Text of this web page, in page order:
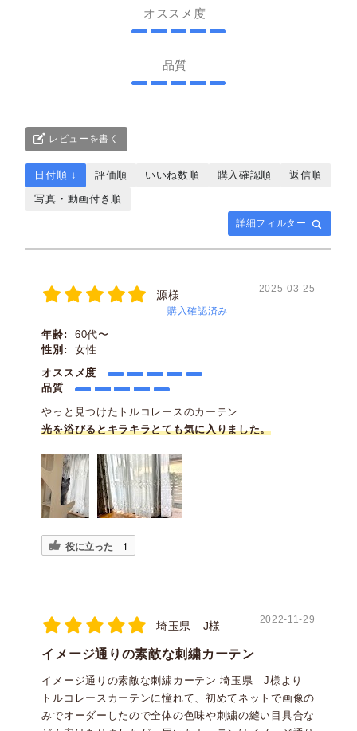
オススメ度
品質
レビューを書く
詳細フィルター
日付順 ↓ 評価順 いいね数順 購入確認順
返信順
写真・動画付き順
源様
購入確認済み
2025-03-25
年齢:
60代〜
性別:
女性
オススメ度
品質
やっと見つけたトルコレースのカーテン
光を浴びるとキラキラとても気に入りました。
役に立った 1
埼玉県 J様 2022-11-29
イメージ通りの素敵な刺繍カーテン
イメージ通りの素敵な刺繍カーテン 埼玉県 J様より
トルコレースカーテンに憧れて、初めてネットで画像の
みでオーダーしたので全体の色味や刺繍の縫い目具合な